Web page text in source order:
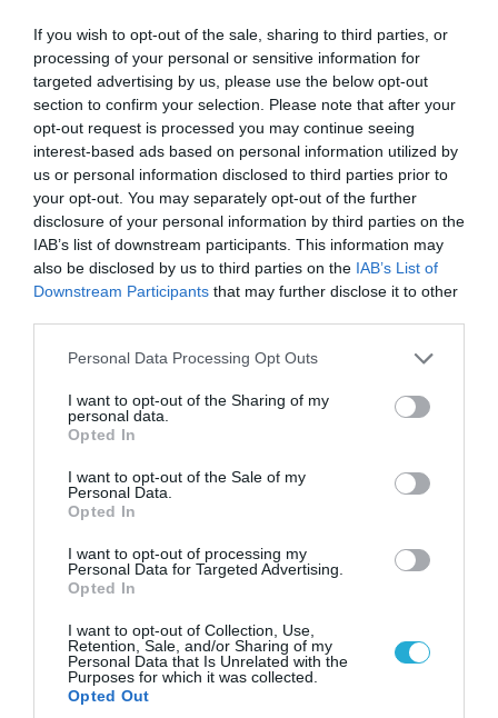
If you wish to opt-out of the sale, sharing to third parties, or
processing of your personal or sensitive information for
targeted advertising by us, please use the below opt-out
section to confirm your selection. Please note that after your
opt-out request is processed you may continue seeing
interest-based ads based on personal information utilized by
us or personal information disclosed to third parties prior to
your opt-out. You may separately opt-out of the further
disclosure of your personal information by third parties on the
IAB’s list of downstream participants. This information may
also be disclosed by us to third parties on the IAB’s List of
Downstream Participants that may further disclose it to other
Please note that this website/app uses one or more Google
not limited to your visit or usage behaviour. You may click to
grant or deny consent to Google and its third-party tags to
use your data for below specified purposes in below Google
consent section.
Personal Data Processing Opt Outs
I want to opt-out of the Sharing of my
personal data.
Opted In
I want to opt-out of the Sale of my
Personal Data.
Opted In
I want to opt-out of processing my
Personal Data for Targeted Advertising.
Opted In
I want to opt-out of Collection, Use,
Retention, Sale, and/or Sharing of my
Personal Data that Is Unrelated with the
Purposes for which it was collected.
Opted Out
09.08.2026 | 13:02
Το Ιράν «παγώνει» τις ΗΠΑ για άνοιγμα των
Στενών του Ορμούζ: «Δίνετε άμεσα 300
ΠΟΛΙΤΙΚΗ